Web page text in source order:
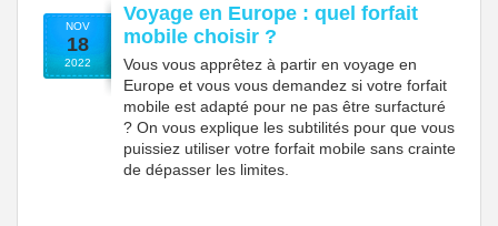
NOV
18
2022
Voyage en Europe : quel forfait
mobile choisir ?
Vous vous apprêtez à partir en voyage en
Europe et vous vous demandez si votre forfait
mobile est adapté pour ne pas être surfacturé
? On vous explique les subtilités pour que vous
puissiez utiliser votre forfait mobile sans crainte
de dépasser les limites.